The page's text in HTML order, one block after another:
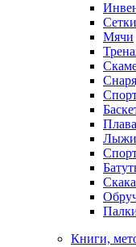
Сетки
Мячи
Лыжи
Книги,